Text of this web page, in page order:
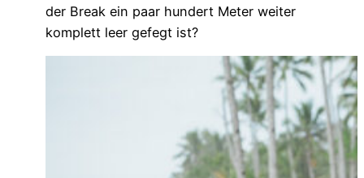
der Break ein paar hundert Meter weiter
komplett leer gefegt ist?